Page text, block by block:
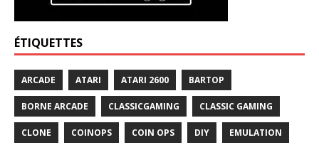
ÉTIQUETTES
ARCADE ATARI ATARI 2600 BARTOP
BORNE ARCADE CLASSICGAMING CLASSIC GAMING
CLONE COINOPS COIN OPS DIY EMULATION